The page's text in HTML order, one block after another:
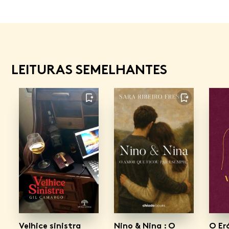
LEITURAS SEMELHANTES
FAVORITO
Velhice sinistra
FAVORITO
Nino & Nina : O
O